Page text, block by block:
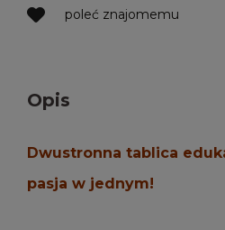
poleć znajomemu
Opis
Dwustronna tablica
pasja w jednym!